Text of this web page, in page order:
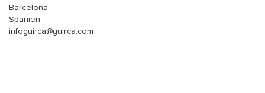
Barcelona
Spanien
infoguirca@guirca.com